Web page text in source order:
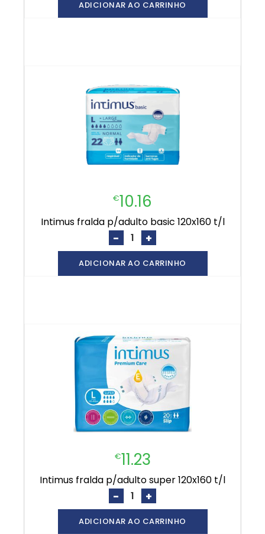
ADICIONAR AO CARRINHO
€10.16
intimus fralda p/adulto basic 120x160 t/l
- +
ADICIONAR AO CARRINHO
€11.23
intimus fralda p/adulto super 120x160 t/l
- +
ADICIONAR AO CARRINHO